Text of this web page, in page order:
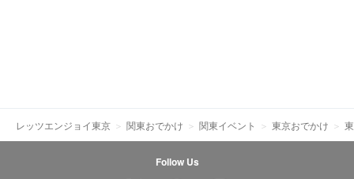
レッツエンジョイ東京 関東おでかけ 関東イベント 東京おでかけ
Follow Us